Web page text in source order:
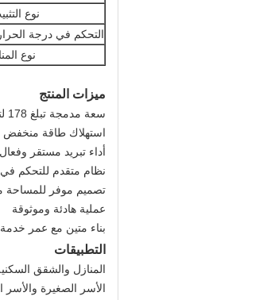
نوع
التحكم في درجة
نوع
ميزات المنتج
سعة مدمجة تبلغ 178 لترًا لتلبية احتياجات التخزين المنزلية اليومية
استهلاك طاقة منخفض للغاية: 0.7 كيلووات
أداء تبريد مستقر وفعال
نظام متقدم للتحكم
تصميم موفر للمساحة
عملية هادئة وموثوقة
بناء متين مع عمر
التطبيقات
المنازل والشقق
الأسر الصغيرة والأسر